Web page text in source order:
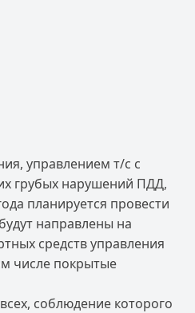
управлением т/с с
грубых нарушений ПДД,
планируется провести
направлены на
средств управления
числе покрытые
соблюдение которого